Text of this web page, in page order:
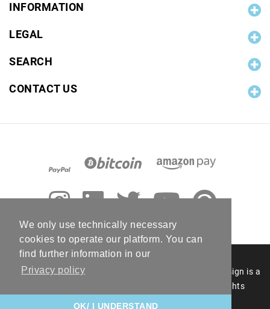
We only use technically necessary
cookies to operate our platform. You can
find further information in our
Privacy policy
OK/ I UNDERSTAND
INFORMATION
LEGAL
SEARCH
CONTACT US
© 2006 - 2026 RC Photo Stock. The RC Photo Stock design is a
registered figurative mark of RC Photo Stock. All rights